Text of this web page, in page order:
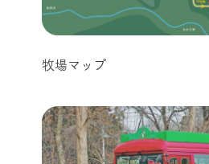
牧場マップ